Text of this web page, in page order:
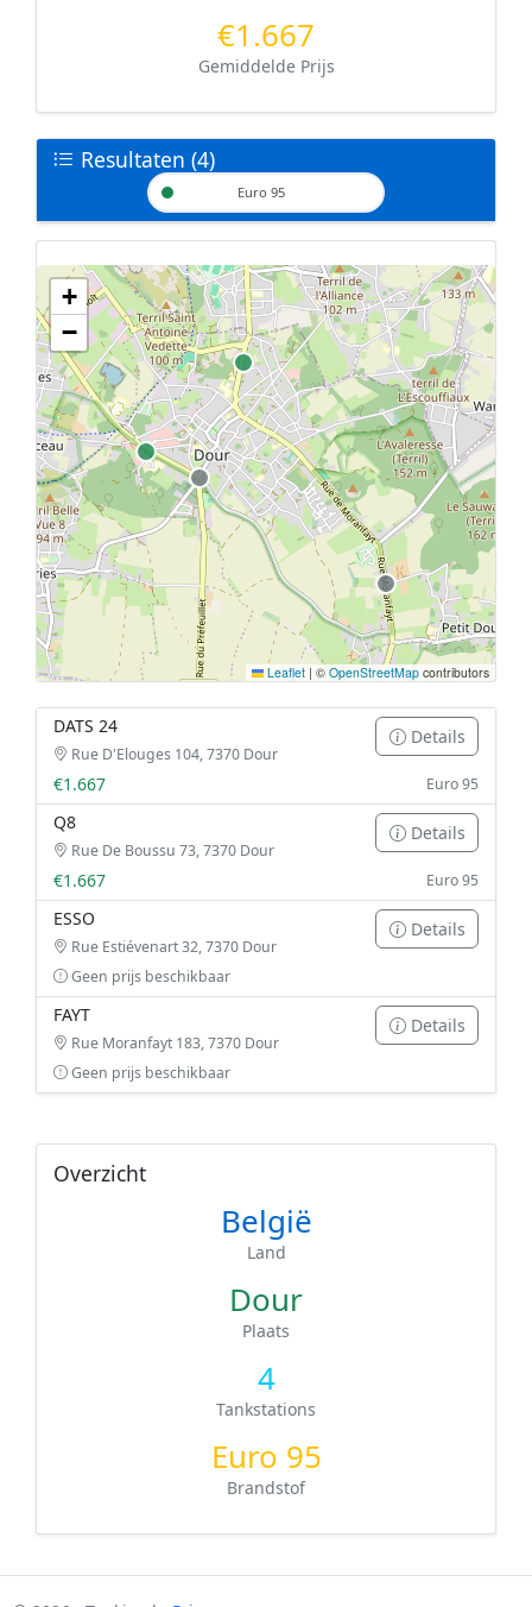
€1.667
Gemiddelde Prijs
Resultaten (4)
Euro 95
Geen tankstations met locatiegegevens gevonden.
De kaart kan niet worden weergegeven zonder GPS coördinaten.
+
−
Leaflet | © OpenStreetMap contributors
DATS 24
Rue D'Elouges 104, 7370 Dour
Details
€1.667 Euro 95
Q8
Rue De Boussu 73, 7370 Dour
Details
€1.667 Euro 95
ESSO
Rue Estiévenart 32, 7370 Dour
Details
Geen prijs beschikbaar
FAYT
Rue Moranfayt 183, 7370 Dour
Details
Geen prijs beschikbaar
Overzicht
België
Land
Dour
Plaats
4
Tankstations
Euro 95
Brandstof